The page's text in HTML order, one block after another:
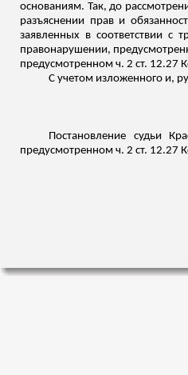
основаниям. Так, до
разъяснении прав и
заявленных в соответствии с
правонарушении,
предусмотренном ч. 2 ст. 12.27
С учетом изложенного и,
Постановление судьи
предусмотренном ч. 2 ст. 12.27